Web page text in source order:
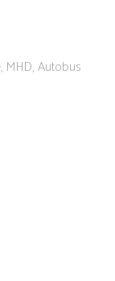
MHD, Autobus